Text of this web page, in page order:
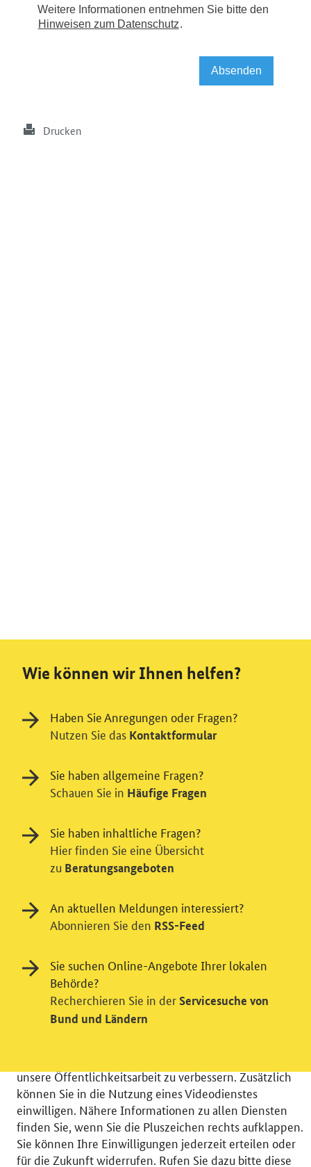
Drucken
© 2026 Bundesministerium für Wirtschaft und Energie
RSS
Benutzerhinweise Inhaltsverzeichnis
Einwilligung in Tracking und / oder
Videodienst
Wir bitten Sie an dieser Stelle um Ihre Einwilligung für
verschiedene Zusatzdienste unserer Webseite: Wir
unsere Öffentlichkeitsarbeit zu verbessern. Zusätzlich
können Sie in die Nutzung eines Videodienstes
einwilligen. Nähere Informationen zu allen Diensten
finden Sie, wenn Sie die Pluszeichen rechts aufklappen.
Sie können Ihre Einwilligungen jederzeit erteilen oder
für die Zukunft widerrufen. Rufen Sie dazu bitte diese
Wie können wir Ihnen helfen?
Haben Sie Anregungen oder Fragen?
Nutzen Sie das Kontaktformular
Sie haben allgemeine Fragen?
Schauen Sie in Häufige Fragen
Sie haben inhaltliche Fragen?
Hier finden Sie eine Übersicht
zu Beratungsangeboten
An aktuellen Meldungen interessiert?
Abonnieren Sie den RSS-Feed
Sie suchen Online-Angebote Ihrer lokalen
Behörde?
Recherchieren Sie in der Servicesuche von
Bund und Ländern